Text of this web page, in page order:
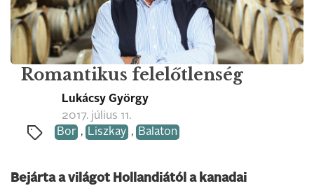
Romantikus felelőtlenség
Lukácsy György
2017. július 11.
Bor , Liszkay , Balaton
Bejárta a világot Hollandiától a kanadai